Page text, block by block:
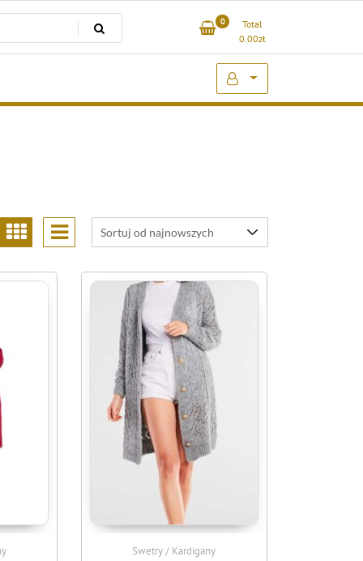
0
Total
0.00zł
Swetry / Kardigany